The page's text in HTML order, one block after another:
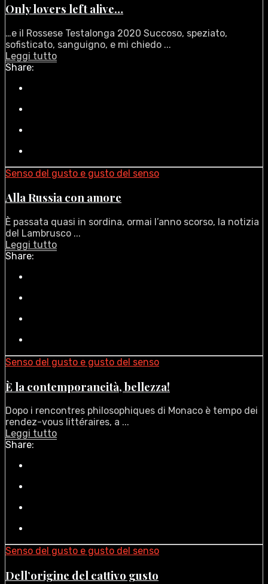
Only lovers left alive…
…e il Rossese Testalonga 2020 Succoso, speziato,
sofisticato, sanguigno, e mi chiedo ...
Leggi tutto
Share:
Senso del gusto e gusto del senso
Alla Russia con amore
È passata quasi in sordina, ormai l’anno scorso, la notizia
del Lambrusco ...
Leggi tutto
Share:
Senso del gusto e gusto del senso
È la contemporaneità, bellezza!
Dopo i rencontres philosophiques di Monaco è tempo dei
rendez-vous littéraires, a ...
Leggi tutto
Share:
Senso del gusto e gusto del senso
Dell’origine del cattivo gusto